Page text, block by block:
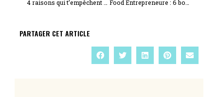
PARTAGER CET ARTICLE